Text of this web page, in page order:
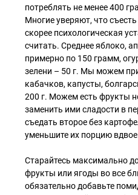
потреблять не менее 400
Многие уверяют, что
скорее психологическая
считать. Среднее яблоко,
примерно по 150 грамм,
зелени – 50 г. Мы можем
кабачков, капусты,
200 г. Можем есть фрукты
заменить ими сладости в
съедать второе без
уменьшите их порцию
Старайтесь максимально
фрукты или ягоды во все
обязательно добавьте